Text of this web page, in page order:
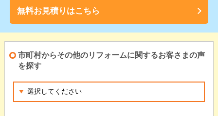
無料お見積りはこちら
市町村からその他のリフォームに関するお客さまの声
を探す